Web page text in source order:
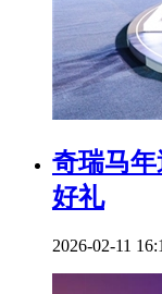
奇瑞马
好礼
2026-02-11